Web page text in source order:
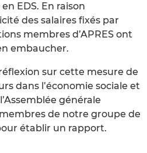
EDS. En raison
des salaires fixés par
membres d’APRES ont
embaucher.
sur cette mesure de
dans l’économie sociale et
générale
membres de notre groupe de
établir un rapport.